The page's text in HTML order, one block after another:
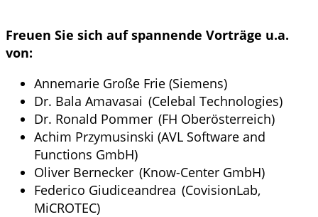
Freuen Sie sich auf spannende Vorträge u.a.
von:
Annemarie Große Frie (Siemens)
Dr. Bala Amavasai (Celebal Technologies)
Dr. Ronald Pommer (FH Oberösterreich)
Achim Przymusinski (AVL Software and
Functions GmbH)
Oliver Bernecker (Know-Center GmbH)
Federico Giudiceandrea (CovisionLab,
MiCROTEC)